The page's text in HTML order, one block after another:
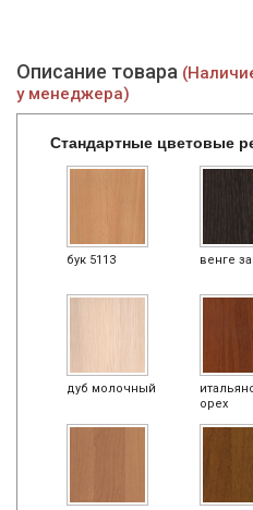
Описание товара
у менеджера)
Стандартные цветовые
бук 5113 венге
дуб молочный
орех